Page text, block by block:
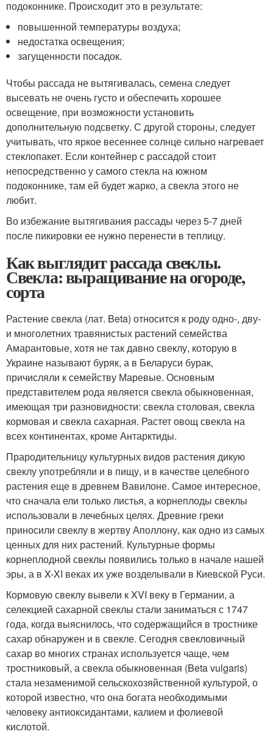
подоконнике. Происходит это в результате:
повышенной температуры воздуха;
недостатка освещения;
загущенности посадок.
Чтобы рассада не вытягивалась, семена следует
высевать не очень густо и обеспечить хорошее
освещение, при возможности установить
дополнительную подсветку. С другой стороны, следует
учитывать, что яркое весеннее солнце сильно нагревает
стеклопакет. Если контейнер с рассадой стоит
непосредственно у самого стекла на южном
подоконнике, там ей будет жарко, а свекла этого не
любит.
Во избежание вытягивания рассады через 5-7 дней
после пикировки ее нужно перенести в теплицу.
Как выглядит рассада свеклы.
Свекла: выращивание на огороде,
сорта
Растение свекла (лат. Beta) относится к роду одно-, дву-
и многолетних травянистых растений семейства
Амарантовые, хотя не так давно свеклу, которую в
Украине называют буряк, а в Беларуси бурак,
причисляли к семейству Маревые. Основным
представителем рода является свекла обыкновенная,
имеющая три разновидности: свекла столовая, свекла
кормовая и свекла сахарная. Растет овощ свекла на
всех континентах, кроме Антарктиды.
Прародительницу культурных видов растения дикую
свеклу употребляли и в пищу, и в качестве целебного
растения еще в древнем Вавилоне. Самое интересное,
что сначала ели только листья, а корнеплоды свеклы
использовали в лечебных целях. Древние греки
приносили свеклу в жертву Аполлону, как одно из самых
ценных для них растений. Культурные формы
корнеплодной свеклы появились только в начале нашей
эры, а в X-XI веках их уже возделывали в Киевской Руси.
Кормовую свеклу вывели к XVI веку в Германии, а
селекцией сахарной свеклы стали заниматься с 1747
года, когда выяснилось, что содержащийся в тростнике
сахар обнаружен и в свекле. Сегодня свекловичный
сахар во многих странах используется чаще, чем
тростниковый, а свекла обыкновенная (Beta vulgaris)
стала незаменимой сельскохозяйственной культурой, о
которой известно, что она богата необходимыми
человеку антиоксидантами, калием и фолиевой
кислотой.